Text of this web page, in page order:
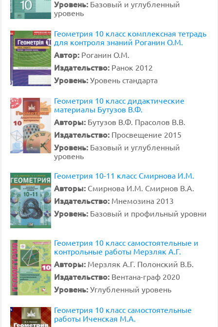
Уровень: Базовый и углубленный
уровень
Геометрия 10 класс комплексная тетрадь
для контроля знаний Роганин О.М.
Автор: Роганин О.М.
Издательство: Ранок 2012
Уровень: Уровень стандарта
Геометрия 10 класс дидактические
материалы Бутузов В.Ф.
Авторы: Бутузов В.Ф. Прасолов В.В.
Издательство: Просвещение 2015
Уровень: Базовый и углубленный
уровень
Геометрия 10-11 класс Смирнова И.М.
Авторы: Смирнова И.М. Смирнов В.А.
Издательство: Мнемозина 2013
Уровень: Базовый и профильный уровни
Геометрия 10 класс самостоятельные и
контрольные работы Мерзляк А.Г.
Авторы: Мерзляк А.Г. Полонский В.Б.
Издательство: Вентана-граф 2020
Уровень: Углубленный уровень
Геометрия 10 класс самостоятельные
работы Иченская М.А.